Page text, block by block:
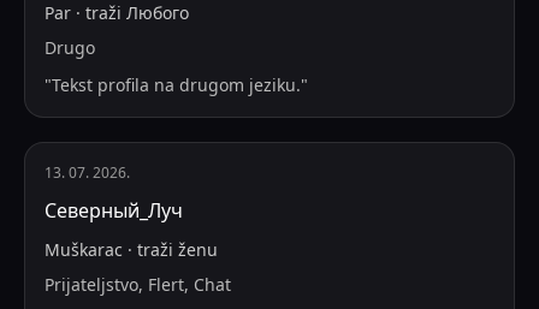
Par · traži Любого
Drugo
"Tekst profila na drugom jeziku."
13. 07. 2026.
Северный_Луч
Muškarac · traži ženu
Prijateljstvo, Flert, Chat